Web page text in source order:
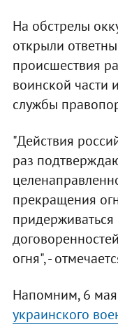
На обстрелы
открыли
происшествия
воинской части
службы
"Действия
раз
прекращения
огня", -
Напомним, 6
украинского